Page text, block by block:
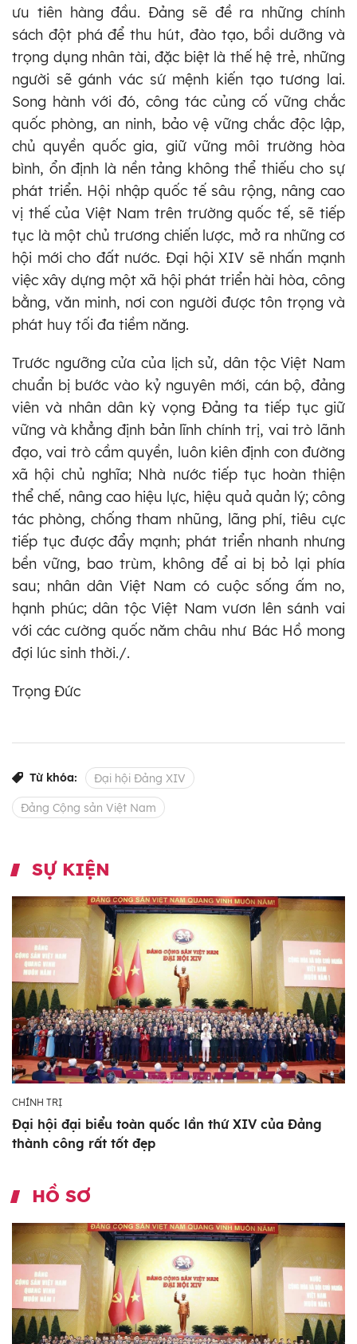
ưu tiên hàng đầu. Đảng sẽ đề ra những chính
sách đột phá để thu hút, đào tạo, bồi dưỡng và
trọng dụng nhân tài, đặc biệt là thế hệ trẻ, những
người sẽ gánh vác sứ mệnh kiến tạo tương lai.
Song hành với đó, công tác củng cố vững chắc
quốc phòng, an ninh, bảo vệ vững chắc độc lập,
chủ quyền quốc gia, giữ vững môi trường hòa
bình, ổn định là nền tảng không thể thiếu cho sự
phát triển. Hội nhập quốc tế sâu rộng, nâng cao
vị thế của Việt Nam trên trường quốc tế, sẽ tiếp
tục là một chủ trương chiến lược, mở ra những cơ
hội mới cho đất nước. Đại hội XIV sẽ nhấn mạnh
việc xây dựng một xã hội phát triển hài hòa, công
bằng, văn minh, nơi con người được tôn trọng và
phát huy tối đa tiềm năng.
Trước ngưỡng cửa của lịch sử, dân tộc Việt Nam
chuẩn bị bước vào kỷ nguyên mới, cán bộ, đảng
viên và nhân dân kỳ vọng Đảng ta tiếp tục giữ
vững và khẳng định bản lĩnh chính trị, vai trò lãnh
đạo, vai trò cầm quyền, luôn kiên định con đường
xã hội chủ nghĩa; Nhà nước tiếp tục hoàn thiện
thể chế, nâng cao hiệu lực, hiệu quả quản lý; công
tác phòng, chống tham nhũng, lãng phí, tiêu cực
tiếp tục được đẩy mạnh; phát triển nhanh nhưng
bền vững, bao trùm, không để ai bị bỏ lại phía
sau; nhân dân Việt Nam có cuộc sống ấm no,
hạnh phúc; dân tộc Việt Nam vươn lên sánh vai
với các cường quốc năm châu như Bác Hồ mong
đợi lúc sinh thời./.
Trọng Đức
Từ khóa: Đại hội Đảng XIV
Đảng Cộng sản Việt Nam
SỰ KIỆN
CHÍNH TRỊ
Đại hội đại biểu toàn quốc lần thứ XIV của Đảng
thành công rất tốt đẹp
HỒ SƠ